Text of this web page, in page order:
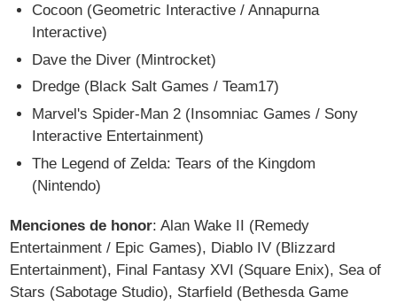
Cocoon (Geometric Interactive / Annapurna
Interactive)
Dave the Diver (Mintrocket)
Dredge (Black Salt Games / Team17)
Marvel's Spider-Man 2 (Insomniac Games / Sony
Interactive Entertainment)
The Legend of Zelda: Tears of the Kingdom
(Nintendo)
Menciones de honor: Alan Wake II (Remedy
Entertainment / Epic Games), Diablo IV (Blizzard
Entertainment), Final Fantasy XVI (Square Enix), Sea of
Stars (Sabotage Studio), Starfield (Bethesda Game